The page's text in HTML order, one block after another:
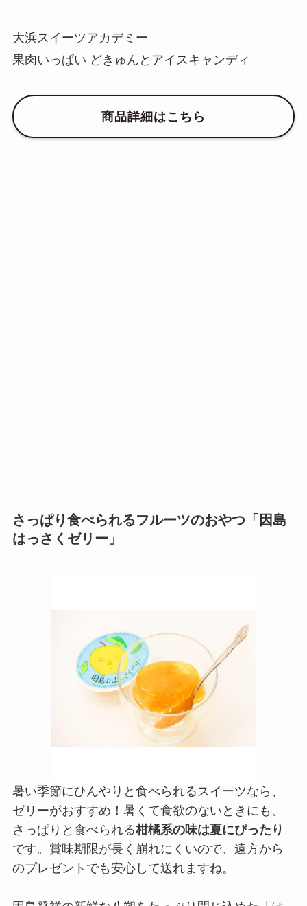
大浜スイーツアカデミー
果肉いっぱい どきゅんとアイスキャンディ
商品詳細はこちら
さっぱり食べられるフルーツのおやつ「因島
はっさくゼリー」
暑い季節にひんやりと食べられるスイーツなら、
ゼリーがおすすめ！暑くて食欲のないときにも、
さっぱりと食べられる柑橘系の味は夏にぴったり
です。賞味期限が長く崩れにくいので、遠方から
のプレゼントでも安心して送れますね。